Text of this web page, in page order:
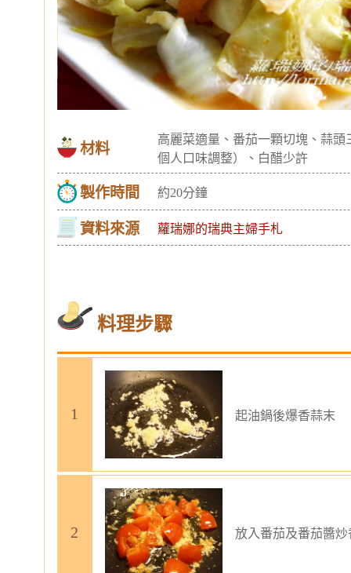
材料
高麗菜適量、番茄一顆切塊、蒜
個人口味調整）、白醋少許
製作時間 約20分鐘
資料來源 蘿瑞娜的瑞典主婦手札
料理步驟
起油鍋後爆香蒜末
放入番茄及番茄醬炒